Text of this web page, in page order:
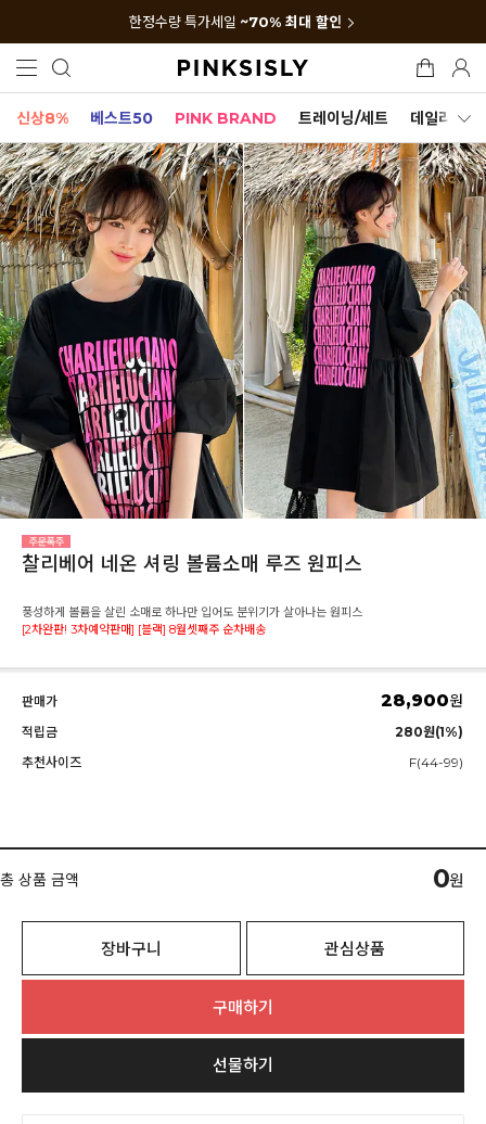
한정수량 특가세일 ~70% 최대 할인
신상8% 베스트50 PINK BRAND 트레이닝/세트 데일리세트
찰리베어 네온 셔링 볼륨소매 루즈 원피스
풍성하게 볼륨을 살린 소매로 하나만 입어도 분위기가 살아나는 원피스
[2차완판! 3차예약판매] [블랙] 8월셋째주 순차배송
판매가 28,900원
적립금
280원(1%)
추천사이즈
F(44-99)
총 상품 금액 0원
장바구니 관심상품
구매하기
선물하기